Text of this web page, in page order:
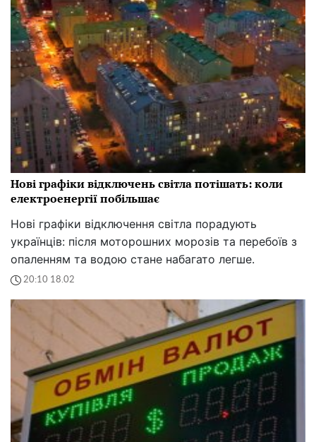
Нові графіки відключень світла потішать: коли
електроенергії побільшає
Нові графіки відключення світла порадують
українців: після моторошних морозів та перебоїв з
опаленням та водою стане набагато легше.
20:10 18.02